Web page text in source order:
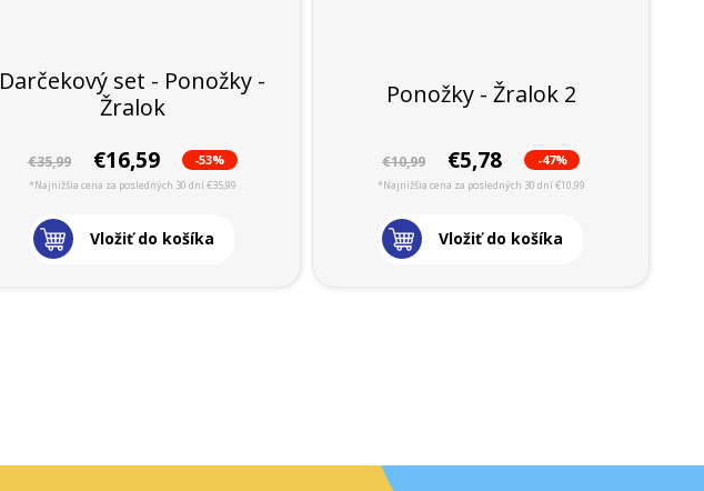
Darčekový set - Ponožky -
Žralok
€35,99 €16,59 -53%
*Najnižšia cena za posledných 30 dní €35,99
Vložiť do košíka
Ponožky - Žralok 2
€10,99 €5,78 -47%
*Najnižšia cena za posledných 30 dní €10,99
Vložiť do košíka